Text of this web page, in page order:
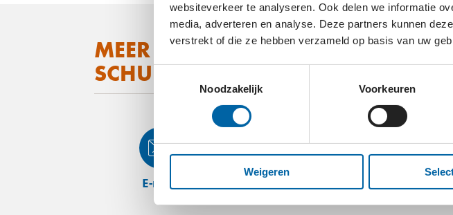
websiteverkeer te analyseren. Ook delen we informatie
media, adverteren en analyse. Deze partners kunnen
verstrekt of die ze hebben verzameld op basis van uw
Noodzakelijk
Voorkeuren
Weigeren
MEER WETEN OVER
SCHULDHULPMAATJE DEN HAAG?
E-mail
facebook
linkedin
mail